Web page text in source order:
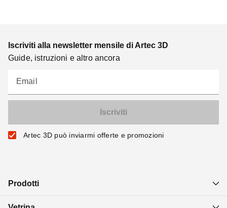
Iscriviti alla newsletter mensile di Artec 3D
Guide, istruzioni e altro ancora
Email
Artec 3D può inviarmi offerte e promozioni
Prodotti